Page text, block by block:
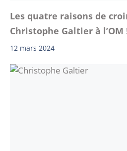
Les quatre raisons de
Christophe Galtier à l’OM
12 mars 2024